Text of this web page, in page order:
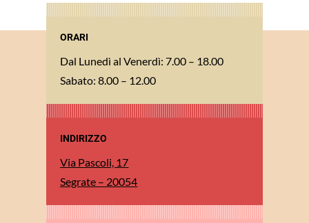
ORARI
Dal Lunedì al Venerdì: 7.00 – 18.00
Sabato: 8.00 – 12.00
INDIRIZZO
Via Pascoli, 17
Segrate – 20054